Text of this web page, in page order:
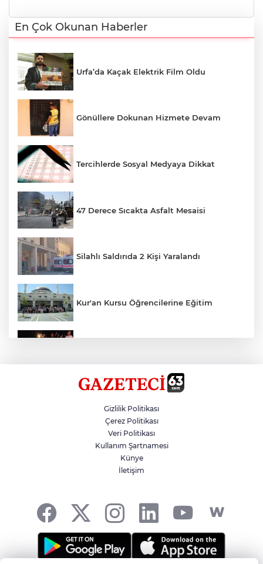
En Çok Okunan Haberler
Urfa’da Kaçak Elektrik Film Oldu
Gönüllere Dokunan Hizmete Devam
Tercihlerde Sosyal Medyaya Dikkat
47 Derece Sıcakta Asfalt Mesaisi
Silahlı Saldırıda 2 Kişi Yaralandı
Kur'an Kursu Öğrencilerine Eğitim
Siverek’te Mahmut Gülel Dönemi
Filistin Konvoyuna Coşkulu Karşılama
Gizlilik Politikası
Çerez Politikası
Veri Politikası
Kullanım Şartnamesi
Künye
İletişim